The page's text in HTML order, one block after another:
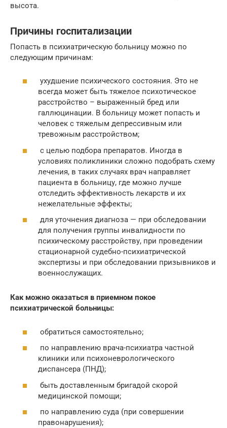
высота.
Причины госпитализации
Попасть в психиатрическую больницу можно по
следующим причинам:
ухудшение психического состояния. Это не
всегда может быть тяжелое психотическое
расстройство – выраженный бред или
галлюцинации. В больницу может попасть и
человек с тяжелым депрессивным или
тревожным расстройством;
с целью подбора препаратов. Иногда в
условиях поликлиники сложно подобрать схему
лечения, в таких случаях врач направляет
пациента в больницу, где можно лучше
отследить эффективность лекарств и их
нежелательные эффекты;
для уточнения диагноза — при обследовании
для получения группы инвалидности по
психическому расстройству, при проведении
стационарной судебно-психиатрической
экспертизы и при обследовании призывников и
военнослужащих.
Как можно оказаться в приемном покое
психиатрической больницы:
обратиться самостоятельно;
по направлению врача-психиатра частной
клиники или психоневрологического
диспансера (ПНД);
быть доставленным бригадой скорой
медицинской помощи;
по направлению суда (при совершении
правонарушения);